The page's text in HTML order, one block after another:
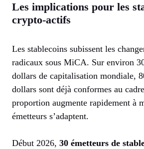
Les implications pour les
crypto-actifs
Les stablecoins subissent les
radicaux sous MiCA. Sur environ
dollars de capitalisation mondiale,
dollars sont déjà conformes au
proportion augmente rapidement à
émetteurs s’adaptent.
Début 2026, 30 émetteurs de